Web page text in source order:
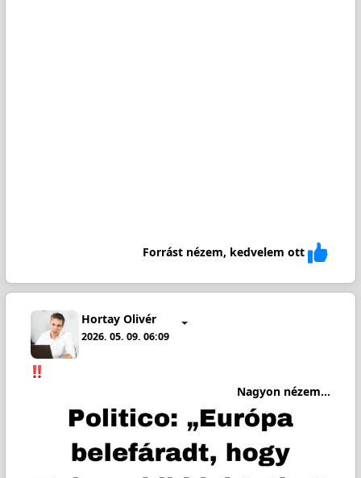
Forrást nézem, kedvelem ott
Hortay Olivér
2026. 05. 09. 06:09
Nagyon nézem...